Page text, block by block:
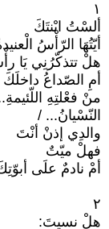
١
ألسْتُ ابْنتَكَ
أيّتُهَا الرّأْسُ
هلْ تتذكّرُنِي يَا
أمِ الصّداعُ
منْ فعْلتِهِ
النّسْيانُ... /
والدِي إذنْ أنْتَ
فهلْ ميّتٌ
أمْ نادمٌ علَى
٢
هلْ نسيتَ: